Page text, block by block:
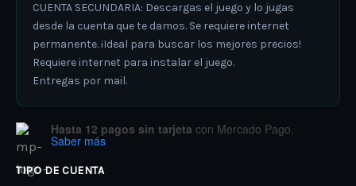
CUENTA SECUNDARIA: Descargas el juego y lo jugas
desde la cuenta que te damos. Se requiere internet
permanente. ¡Ideal para buscar los mejores precios!
Requiere internet para instalar el juego.
Entregas por mail.
Hasta 12 pagos sin tarjeta con Mercado Pago.
Saber más
TIPO DE CUENTA